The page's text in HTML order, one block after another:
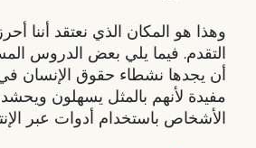
وهذا هو المكان الذي نعتقد أننا
التقدم. فيما يلي بعض الدروس
أن يجدها نشطاء حقوق الإنسان في
مفيدة لأنهم بالمثل يسهلون
الأشخاص باستخدام أدوات عبر